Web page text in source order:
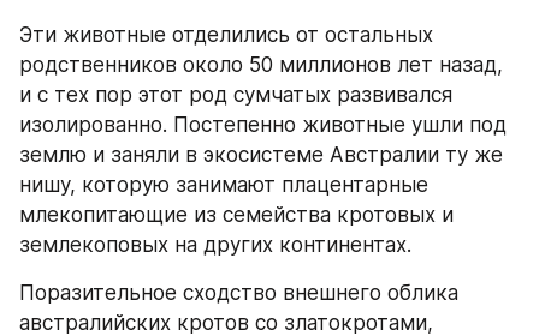
Эти животные отделились от остальных
родственников около 50 миллионов лет назад,
и с тех пор этот род сумчатых развивался
изолированно. Постепенно животные ушли под
землю и заняли в экосистеме Австралии ту же
нишу, которую занимают плацентарные
млекопитающие из семейства кротовых и
землекоповых на других континентах.
Поразительное сходство внешнего облика
австралийских кротов со златокротами,